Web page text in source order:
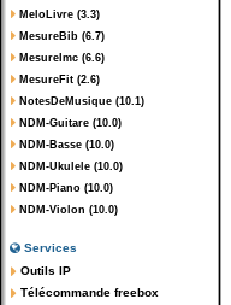
MeloLivre (3.3)
MesureBib (6.7)
MesureImc (6.6)
MesureFit (2.6)
NotesDeMusique (10.1)
NDM-Guitare (10.0)
NDM-Basse (10.0)
NDM-Ukulele (10.0)
NDM-Piano (10.0)
NDM-Violon (10.0)
Services
Outils IP
Télécommande freebox